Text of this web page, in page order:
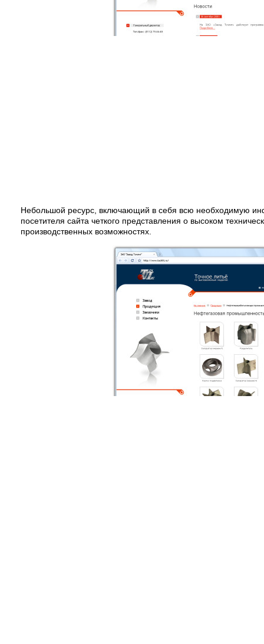
Небольшой ресурс, включающий в себя всю необходимую
посетителя сайта четкого представления о высоком
производственных возможностях.